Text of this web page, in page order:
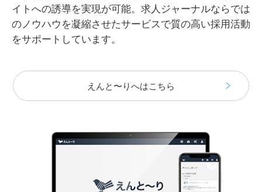
イトへの誘導を実現が可能。求人ジャーナルならでは
のノウハウを凝縮させたサービスで質の高い採用活動
をサポートしています。
えんと〜りへはこちら